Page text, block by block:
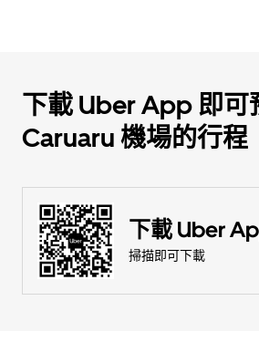
下載 Uber App 即可
Caruaru 機場的行程
下載 Uber
掃描即可下載